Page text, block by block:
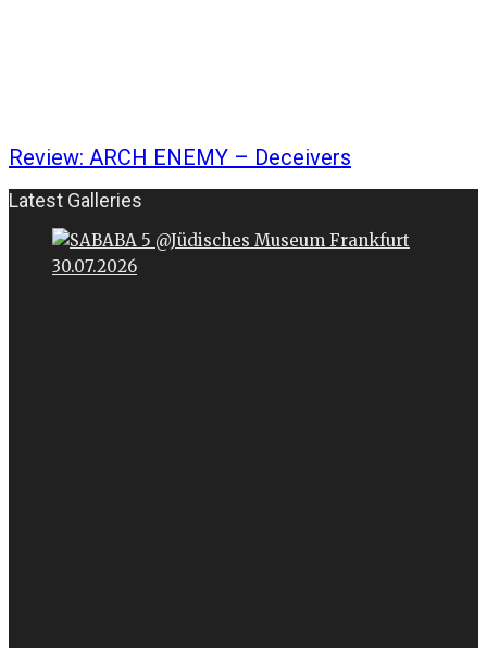
Review: ARCH ENEMY – Deceivers
Latest Galleries